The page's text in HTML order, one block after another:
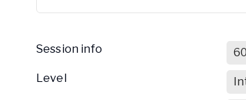
Session info
Level